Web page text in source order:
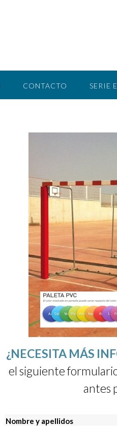
CONTACTO SERIE
¿NECESITA MÁS
el siguiente
antes
Nombre y apellidos